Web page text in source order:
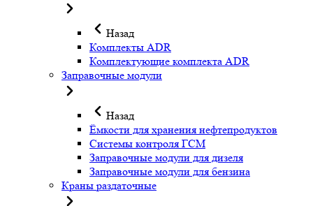
Назад
Комплекты ADR
Комплектующие комплекта ADR
Заправочные модули
Назад
Ёмкости для хранения нефтепродуктов
Системы контроля ГСМ
Заправочные модули для дизеля
Заправочные модули для бензина
Краны раздаточные